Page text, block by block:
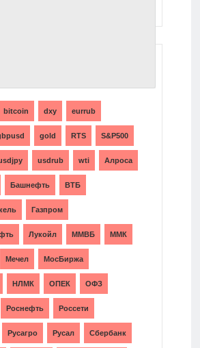
bitcoin dxy eurrub
gold RTS S&P500
usdrub wti Алроса
Башнефть ВТБ
Газпром
Лукойл ММВБ ММК
Мечел МосБиржа
НЛМК ОПЕК ОФЗ
Роснефть Россети
Русагро Русал Сбербанк